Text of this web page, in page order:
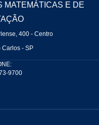
MATEMÁTICAS E DE
400 - Centro
Carlos - SP
9700